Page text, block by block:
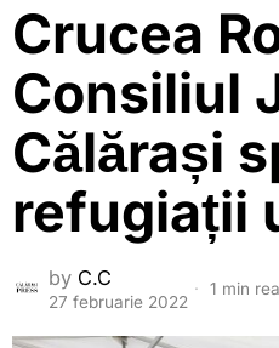
Crucea
Consiliul
Călărași
refugiații
by C.C
27 februarie 2022
1 min